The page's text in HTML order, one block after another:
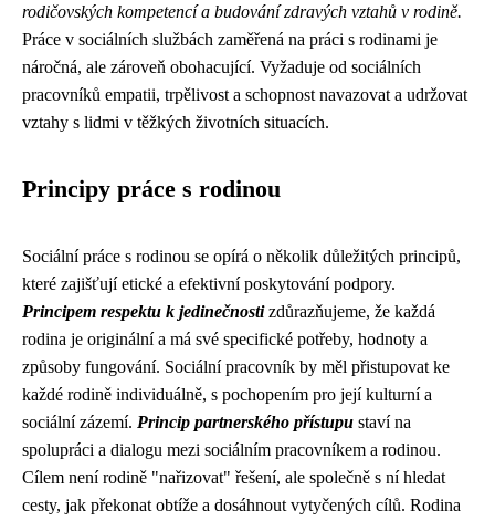
rodičovských kompetencí a budování zdravých vztahů v rodině.
Práce v sociálních službách zaměřená na práci s rodinami je
náročná, ale zároveň obohacující. Vyžaduje od sociálních
pracovníků empatii, trpělivost a schopnost navazovat a udržovat
vztahy s lidmi v těžkých životních situacích.
Principy práce s rodinou
Sociální práce s rodinou se opírá o několik důležitých principů,
které zajišťují etické a efektivní poskytování podpory.
Principem respektu k jedinečnostizdůrazňujeme, že každá
rodina je originální a má své specifické potřeby, hodnoty a
způsoby fungování. Sociální pracovník by měl přistupovat ke
každé rodině individuálně, s pochopením pro její kulturní a
sociální zázemí. Princip partnerského přístupu staví na
spolupráci a dialogu mezi sociálním pracovníkem a rodinou.
Cílem není rodině "nařizovat" řešení, ale společně s ní hledat
cesty, jak překonat obtíže a dosáhnout vytyčených cílů. Rodina